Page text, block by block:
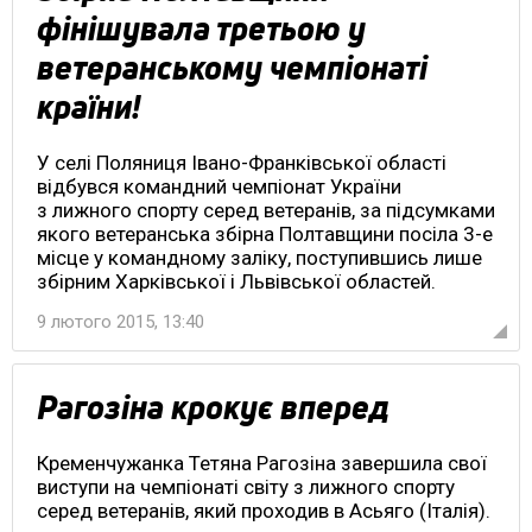
фінішувала третьою у
ветеранському чемпіонаті
країни!
У селі Поляниця Івано-Франківської області
відбувся командний чемпіонат України
з лижного спорту серед ветеранів, за підсумками
якого ветеранська збірна Полтавщини посіла 3-е
місце у командному заліку, поступившись лише
збірним Харківської і Львівської областей.
9 лютого 2015, 13:40
Рагозіна крокує вперед
Кременчужанка Тетяна Рагозіна завершила свої
виступи на чемпіонаті світу з лижного спорту
серед ветеранів, який проходив в Асьяго (Італія).